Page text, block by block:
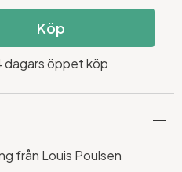
Köp
dagars öppet köp
från Louis Poulsen